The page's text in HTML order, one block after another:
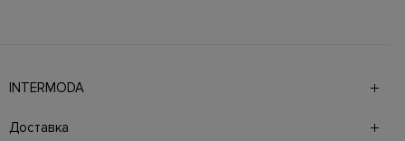
INTERMODA
брендов на 4 этажах в самом центре города. На сайте
также презентованы новинки с последних показов и
Доставка